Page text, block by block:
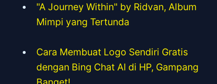
"A Journey Within" by Ridvan, Album
Mimpi yang Tertunda
Cara Membuat Logo Sendiri Gratis
dengan Bing Chat AI di HP, Gampang